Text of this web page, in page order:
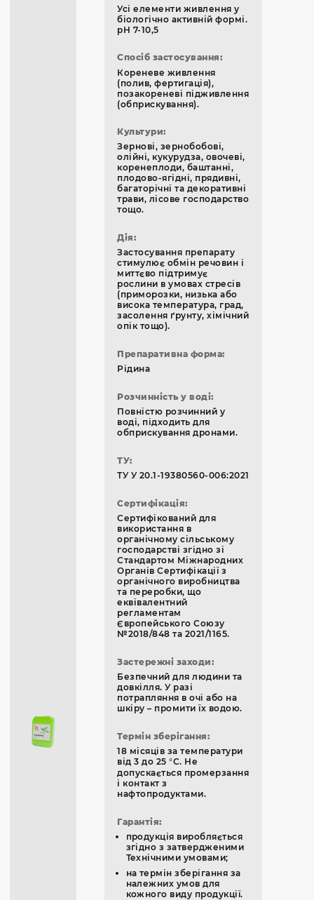
Усі елементи живлення у
біологічно активній формі.
pH 7-10,5
Спосіб застосування:
Кореневе живлення
(полив, фертигація),
позакореневі підживлення
(обприскування).
Культури:
Зернові, зернобобові,
олійні, кукурудза, овочеві,
коренеплоди, баштанні,
плодово-ягідні, прядивні,
багаторічні та декоративні
трави, лісове господарство
тощо.
Дія:
Застосування препарату
стимулює обмін речовин і
миттєво підтримує
рослини в умовах стресів
(приморозки, низька або
висока температура, град,
засолення ґрунту, хімічний
опік тощо).
Препаративна форма:
Рідина
Розчинність у воді:
Повністю розчинний у
воді, підходить для
обприскування дронами.
ТУ:
ТУ У 20.1-19380560-006:2021
Сертифікація:
Сертифікований для
використання в
органічному сільському
господарстві згідно зі
Стандартом Міжнародних
Органів Сертифікації з
органічного виробництва
та переробки, що
еквівалентний
регламентам
Європейського Союзу
№2018/848 та 2021/1165.
Застережні заходи:
Безпечний для людини та
довкілля. У разі
потрапляння в очі або на
шкіру – промити їх водою.
Термін зберігання:
18 місяців за температури
від 3 до 25 °C. Не
допускається промерзання
і контакт з
нафтопродуктами.
Гарантія:
продукція виробляється
згідно з затвердженими
Технічними умовами;
на термін зберігання за
належних умов для
кожного виду продукції.